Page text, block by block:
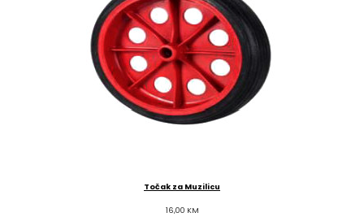
Točak za Muzilicu
16,00 KM